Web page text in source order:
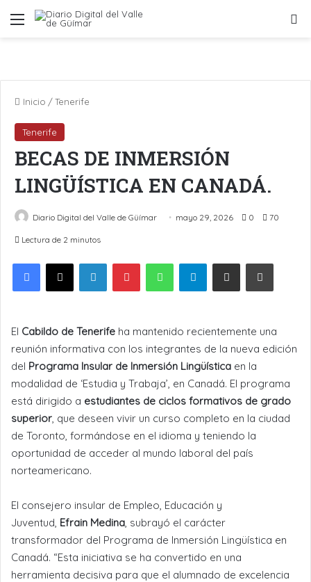
Menú
Inicio /Tenerife
Tenerife
BECAS DE INMERSIÓN
LINGÜÍSTICA EN CANADÁ.
Diario Digital del Valle de Güímar mayo 29, 2026 0 70
Lectura de 2 minutos
LinkedInPinterestWhatsAppTelegramCompartir por Email Imprimir
El Cabildo de Tenerife ha mantenido recientemente una
reunión informativa con los integrantes de la nueva edición
del Programa Insular de Inmersión Lingüística en la
modalidad de ‘Estudia y Trabaja’, en Canadá. El programa
está dirigido a estudiantes de ciclos formativos de grado
superior, que deseen vivir un curso completo en la ciudad
de Toronto, formándose en el idioma y teniendo la
oportunidad de acceder al mundo laboral del país
norteamericano.
El consejero insular de Empleo, Educación y
Juventud, Efrain Medina, subrayó el carácter
transformador del Programa de Inmersión Lingüística en
Canadá. “Esta iniciativa se ha convertido en una
herramienta decisiva para que el alumnado de excelencia